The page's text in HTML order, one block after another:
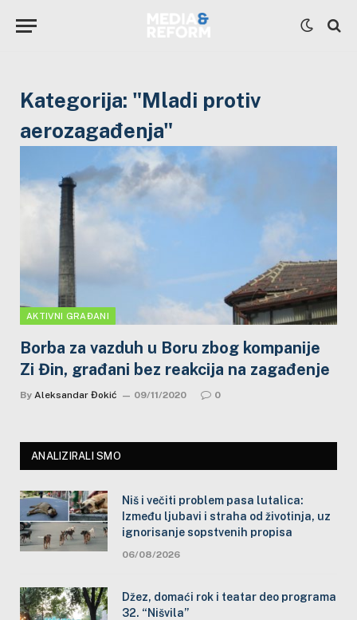
Kategorija: "Mladi protiv
aerozagađenja"
AKTIVNI GRAĐANI
Borba za vazduh u Boru zbog kompanije
Zi Đin, građani bez reakcija na zagađenje
By Aleksandar Đokić 09/11/2020 0
ANALIZIRALI SMO
Niš i večiti problem pasa lutalica:
Između ljubavi i straha od životinja, uz
ignorisanje sopstvenih propisa
06/08/2026
Džez, domaći rok i teatar deo programa
32. “Nišvila”